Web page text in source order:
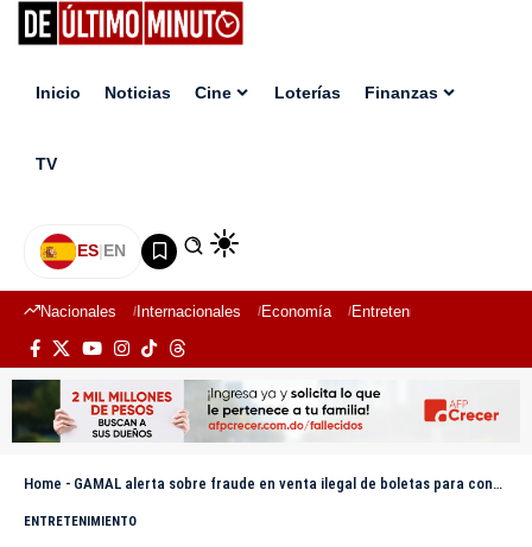
Inicio Noticias Cine Loterías Finanzas
TV
ES|EN
Nacionales Internacionales Economía Entretenimiento
Home - GAMAL alerta sobre fraude en venta ilegal de boletas para conciertos de Bad Bunny
ENTRETENIMIENTO